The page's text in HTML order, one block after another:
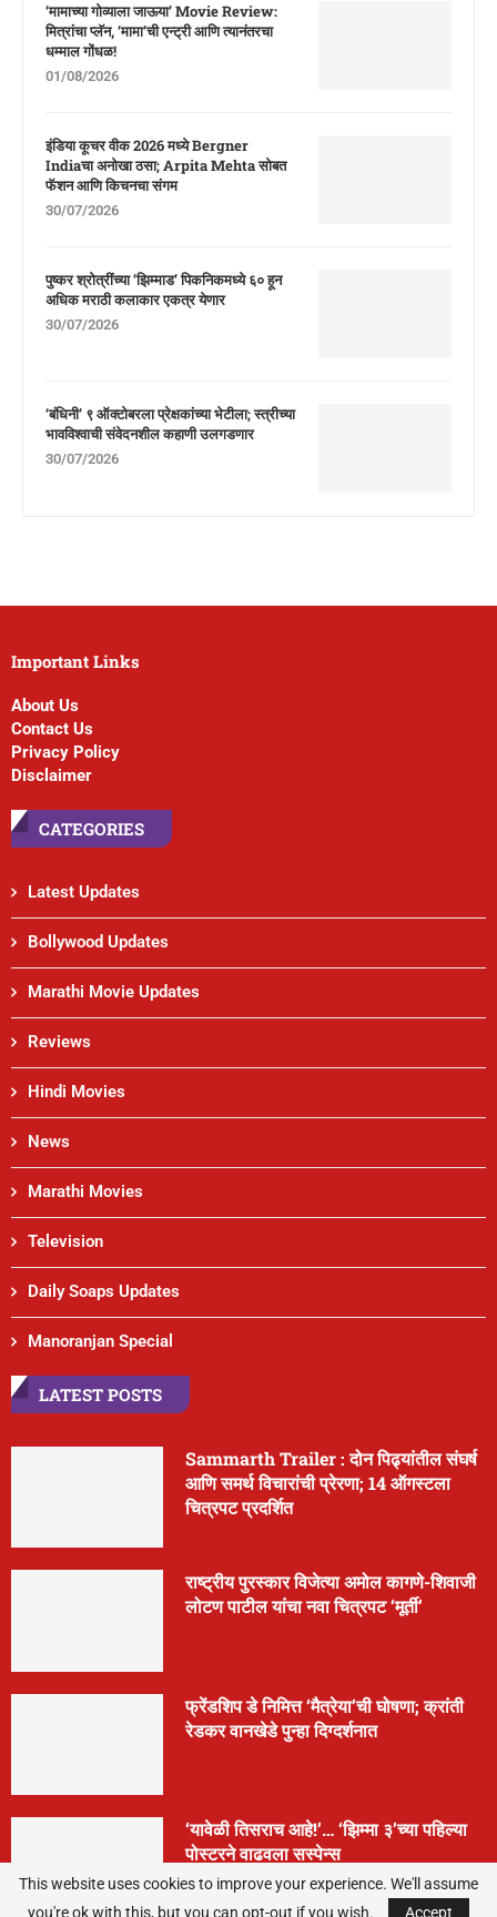
‘मामाच्या गोव्याला जाऊया’ Movie Review:
मित्रांचा प्लॅन, ‘मामा’ची एन्ट्री आणि त्यानंतरचा
धम्माल गोंधळ!
01/08/2026
इंडिया कूचर वीक 2026 मध्ये Bergner
Indiaचा अनोखा ठसा; Arpita Mehta सोबत
फॅशन आणि किचनचा संगम
30/07/2026
पुष्कर श्रोत्रींच्या ‘झिम्माड’ पिकनिकमध्ये ६० हून
अधिक मराठी कलाकार एकत्र येणार
30/07/2026
‘बंधिनी’ ९ ऑक्टोबरला प्रेक्षकांच्या भेटीला; स्त्रीच्या
भावविश्वाची संवेदनशील कहाणी उलगडणार
30/07/2026
Important Links
About Us
Contact Us
Privacy Policy
Disclaimer
CATEGORIES
Latest Updates
Bollywood Updates
Marathi Movie Updates
Reviews
Hindi Movies
News
Marathi Movies
Television
Daily Soaps Updates
Manoranjan Special
LATEST POSTS
Sammarth Trailer : दोन पिढ्यांतील संघर्ष
आणि समर्थ विचारांची प्रेरणा; 14 ऑगस्टला
चित्रपट प्रदर्शित
राष्ट्रीय पुरस्कार विजेत्या अमोल कागणे-शिवाजी
लोटण पाटील यांचा नवा चित्रपट ‘मूर्ती’
फ्रेंडशिप डे निमित्त ‘मैत्रेया’ची घोषणा; क्रांती
रेडकर वानखेडे पुन्हा दिग्दर्शनात
‘यावेळी तिसराच आहे!’… ‘झिम्मा ३’च्या पहिल्या
पोस्टरने वाढवला सस्पेन्स
This website uses cookies to improve your experience. We'll assume
you're ok with this, but you can opt-out if you wish.
Accept